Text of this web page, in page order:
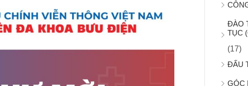
ĐÀO
TỤC
(17)
ĐẤU
GÓC